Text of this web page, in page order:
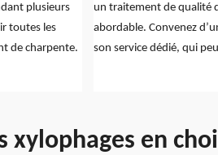
plusieurs
toutes les
de charpente.
un traitement de qualité
abordable. Convenez
son service dédié, qui
xylophages en